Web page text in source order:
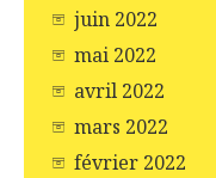
juin 2022
mai 2022
avril 2022
mars 2022
février 2022